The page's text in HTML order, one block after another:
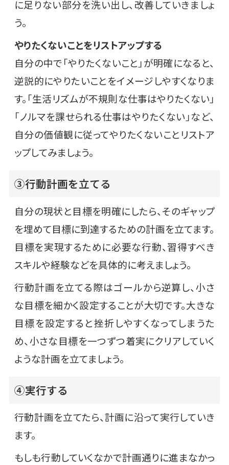
に足りない部分を洗い出し、改善していきましょ
う。
やりたくないことをリストアップする
自分の中で「やりたくないこと」が明確になると、
逆説的にやりたいことをイメージしやすくなりま
す。「生活リズムが不規則な仕事はやりたくない」
「ノルマを課せられる仕事はやりたくない」など、
自分の価値観に従ってやりたくないことリストア
ップしてみましょう。
③行動計画を立てる
自分の現状と目標を明確にしたら、そのギャップ
を埋めて目標に到達するための計画を立てます。
目標を実現するために必要な行動、習得すべき
スキルや経験などを具体的に考えましょう。
行動計画を立てる際はゴールから逆算し、小さ
な目標を細かく設定することが大切です。大きな
目標を設定すると挫折しやすくなってしまうた
め、小さな目標を一つずつ着実にクリアしていく
ような計画を立てましょう。
④実行する
行動計画を立てたら、計画に沿って実行していき
ます。
もしも行動していくなかで計画通りに進まなかっ